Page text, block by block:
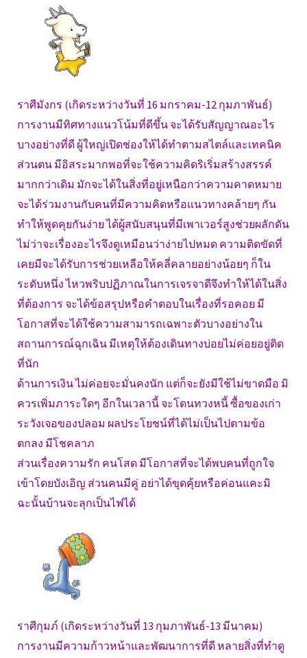
ราศีมังกร (เกิดระหว่างวันที่ 16 มกราคม-12 กุมภาพันธ์)
การงานมีทิศทางแนวโน้มที่ดีขึ้น จะได้รับสัญญาณอะไร
บางอย่างที่ดี ผู้ใหญ่เปิดช่องให้ได้ทำตามสไตล์และเทคนิค
ส่วนตน มีอิสระมากพอที่จะใช้ความคิดริเริ่มสร้างสรรค์
มากกว่าเดิม มักจะได้ในสิ่งที่อยู่เหนือกว่าความคาดหมาย
จะได้ร่วมงานกับคนที่มีความคิดหรือแนวทางคล้ายๆ กัน
ทำให้พูดคุยกันง่าย ได้ผู้สนับสนุนที่มีเพาเวอร์สูงช่วยผลักดัน
ไม่ว่าจะเรื่องอะไรจึงดูเหมือนว่าง่ายไปหมด ความติดขัดที่
เคยมีจะได้รับการช่วยเหลือให้คลี่คลายอย่างน้อยๆ ก็ใน
ระดับหนึ่ง ไหวพริบปฏิภาณในการเจรจาดีจึงทำให้ได้ในสิ่ง
ที่ต้องการ จะได้ข้อสรุปหรือคำตอบในเรื่องที่รอคอย มี
โอกาสที่จะได้ใช้ความสามารถเฉพาะตัวบางอย่างใน
สถานการณ์ฉุกเฉิน มีเหตุให้ต้องเดินทางบ่อยไม่ค่อยอยู่ติด
ที่นัก
ด้านการเงิน ไม่ค่อยจะมั่นคงนัก แต่ก็จะยังมีใช้ไม่ขาดมือ มิ
ควรเพิ่มภาระใดๆ อีกในเวลานี้ จะโดนทวงหนี้ ซื้อของเก่า
ระวังเจอของปลอม ผลประโยชน์ที่ได้ไม่เป็นไปตามข้อ
ตกลง มีโชคลาภ
ส่วนเรื่องความรัก คนโสด มีโอกาสที่จะได้พบคนที่ถูกใจ
เข้าโดยบังเอิญ ส่วนคนมีคู่ อย่าได้ขุดคุ้ยหรือค่อนแคะมิ
ฉะนั้นบ้านจะลุกเป็นไฟได้
ราศีกุมภ์ (เกิดระหว่างวันที่ 13 กุมภาพันธ์-13 มีนาคม)
การงานมีความก้าวหน้าและพัฒนาการที่ดี หลายสิ่งที่ทำดู